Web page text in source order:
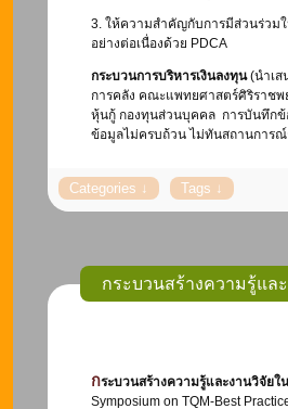
3. ให้ความสำคัญกับการมีส่วนร่วม
อย่างต่อเนื่องด้วย PDCA
กระบวนการบริหารเงินลงทุน(นำเส
การคลัง คณะแพทยศาสตร์ศิริราชพ
หุ้นกู้ กองทุนส่วนบุคคล การบันทึกข้
ข้อมูลไม่ครบถ้วน ไม่ทันสถานการณ์
กระบวนสร้างความรู้แล
กระบวนสร้างความรู้และงานวิจัยใ
Symposium on TQM-Best